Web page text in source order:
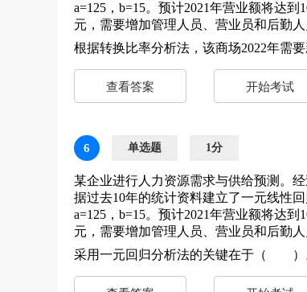
a=125，b=15。预计2021年营业额将达
元，需要增加管理人员、营业员和后勤
根据转换比率分析法，该商场2022年
查看答案 开始考试
6 单选题 1分
某企业进行人力资源需求与供给预测。
据过去10年的统计资料建立了一元线性
a=125，b=15。预计2021年营业额将达
元，需要增加管理人员、营业员和后勤
采用一元回归分析法的关键在于（ ）